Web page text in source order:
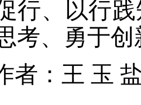
行、以行
考、勇于
者：王 玉